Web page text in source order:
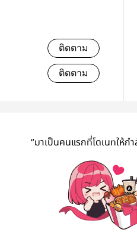
ติดตาม
ติดตาม
“มาเป็นคนแรกที่โดเนทให้ก